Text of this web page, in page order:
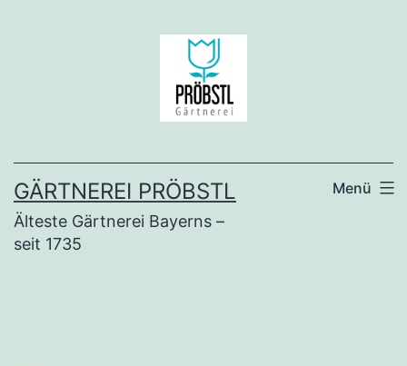
GÄRTNEREI PRÖBSTL
Älteste Gärtnerei Bayerns –
seit 1735
Menü